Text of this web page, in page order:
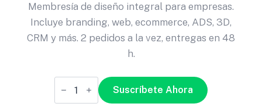
Membresía de diseño integral para empresas.
Incluye branding, web, ecommerce, ADS, 3D,
CRM y más. 2 pedidos a la vez, entregas en 48
h.
Professional
—
Membresía
Suscríbete Ahora